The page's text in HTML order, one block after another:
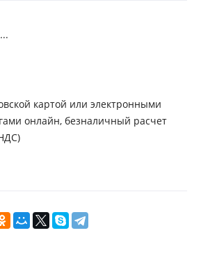
картой или электронными
онлайн, безналичный расчет